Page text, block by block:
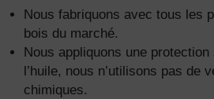
Nous fabriquons avec tous les
bois du marché.
Nous appliquons une
l’huile, nous n’utilisons pas de
chimiques.